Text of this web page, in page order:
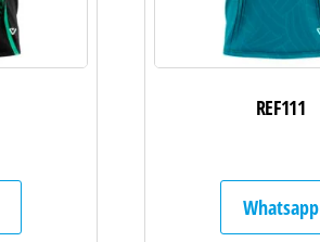
REF111
Whatsapp